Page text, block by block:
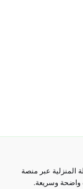
عبر منصة
واضحة وسريعة.